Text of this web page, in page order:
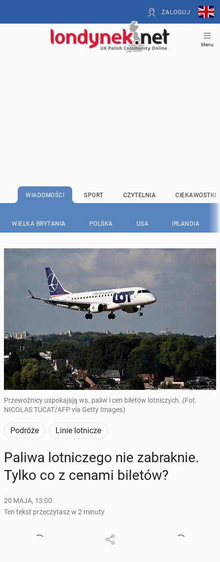
ZALOGUJ
Menu
WIADOMOŚCI SPORT CZYTELNIA CIEKAWOSTKI
WIELKA BRYTANIA POLSKA USA IRLANDIA
Przewoźnicy uspokajają ws. paliw i cen biletów lotniczych. (Fot.
NICOLAS TUCAT/AFP via Getty Images)
Podróże Linie lotnicze
Paliwa lot­ni­cze­go nie za­brak­nie.
Tylko co z cenami biletów?
20 MAJA, 13:00
Ten tekst przeczytasz w 2 minuty